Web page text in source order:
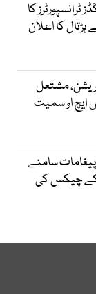
کا
کا اعلان
مشتعل
ایچ او سمیت
سامنے
کے چیکس کی